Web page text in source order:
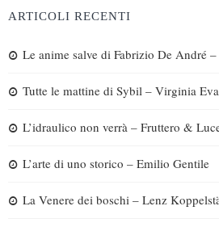
ARTICOLI RECENTI
Le anime salve di Fabrizio De André –
Tutte le mattine di Sybil – Virginia
L’idraulico non verrà – Fruttero &
L’arte di uno storico – Emilio Gentile
La Venere dei boschi – Lenz